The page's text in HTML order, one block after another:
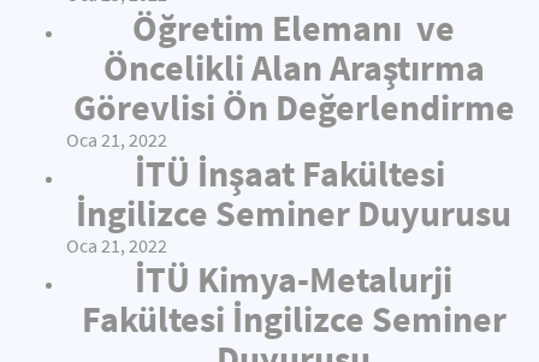
Öğretim Elemanı ve
Öncelikli Alan Araştırma
Görevlisi Ön Değerlendirme
Oca 21, 2022
İTÜ İnşaat Fakültesi
İngilizce Seminer Duyurusu
Oca 21, 2022
İTÜ Kimya-Metalurji
Fakültesi İngilizce Seminer